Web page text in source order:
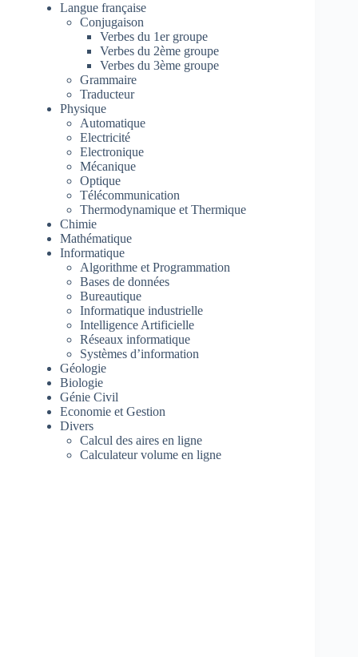
Langue française
Conjugaison
Verbes du 1er groupe
Verbes du 2ème groupe
Verbes du 3ème groupe
Grammaire
Traducteur
Physique
Automatique
Electricité
Electronique
Mécanique
Optique
Télécommunication
Thermodynamique et Thermique
Chimie
Mathématique
Informatique
Algorithme et Programmation
Bases de données
Bureautique
Informatique industrielle
Intelligence Artificielle
Réseaux informatique
Systèmes d’information
Géologie
Biologie
Génie Civil
Economie et Gestion
Divers
Calcul des aires en ligne
Calculateur volume en ligne